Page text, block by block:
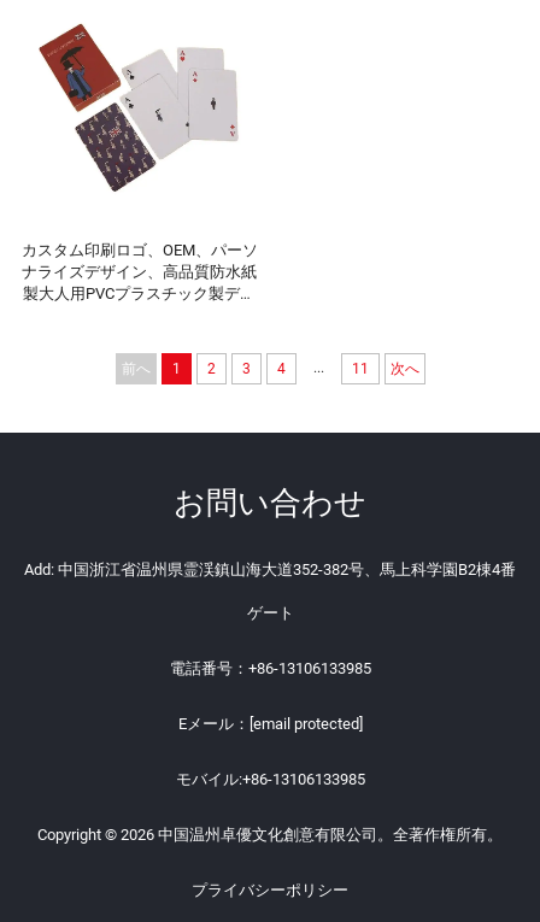
カスタム印刷ロゴ、OEM、パーソ
ナライズデザイン、高品質防水紙
製大人用PVCプラスチック製デッ
前へ 1 2 3 4 ... 11 次へ
お問い合わせ
Add: 中国浙江省温州県霊渓鎮山海大道352-382号、馬上科学園B2棟4番
ゲート
電話番号： +86-13106133985
Eメール： [email protected]
モバイル:+86-13106133985
Copyright © 2026 中国温州卓優文化創意有限公司。全著作権所有。
プライバシーポリシー